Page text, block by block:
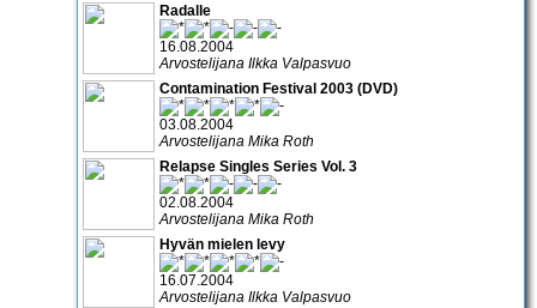
Radalle
16.08.2004
Arvostelijana Ilkka Valpasvuo
Contamination Festival 2003 (DVD)
03.08.2004
Arvostelijana Mika Roth
Relapse Singles Series Vol. 3
02.08.2004
Arvostelijana Mika Roth
Hyvän mielen levy
16.07.2004
Arvostelijana Ilkka Valpasvuo